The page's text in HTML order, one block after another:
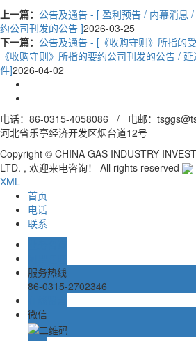
上一篇： 公告及通告 - [ 盈利预告 / 内幕消息
约公司刊发的公告 ]2026-03-25
下一篇： 公告及通告 - [《收购守则》所指的
《收购守则》所指的要约公司刊发的公告 /
件]2026-04-02
电话：86-0315-4058086 / 电邮：
河北省乐亭经济开发区烟台道12号
Copyright © CHINA GAS INDUSTRY
LTD. , 欢迎来电咨询！ All rights reserved
XML
首页
电话
联系
服务热线
86-0315-2702346
微信